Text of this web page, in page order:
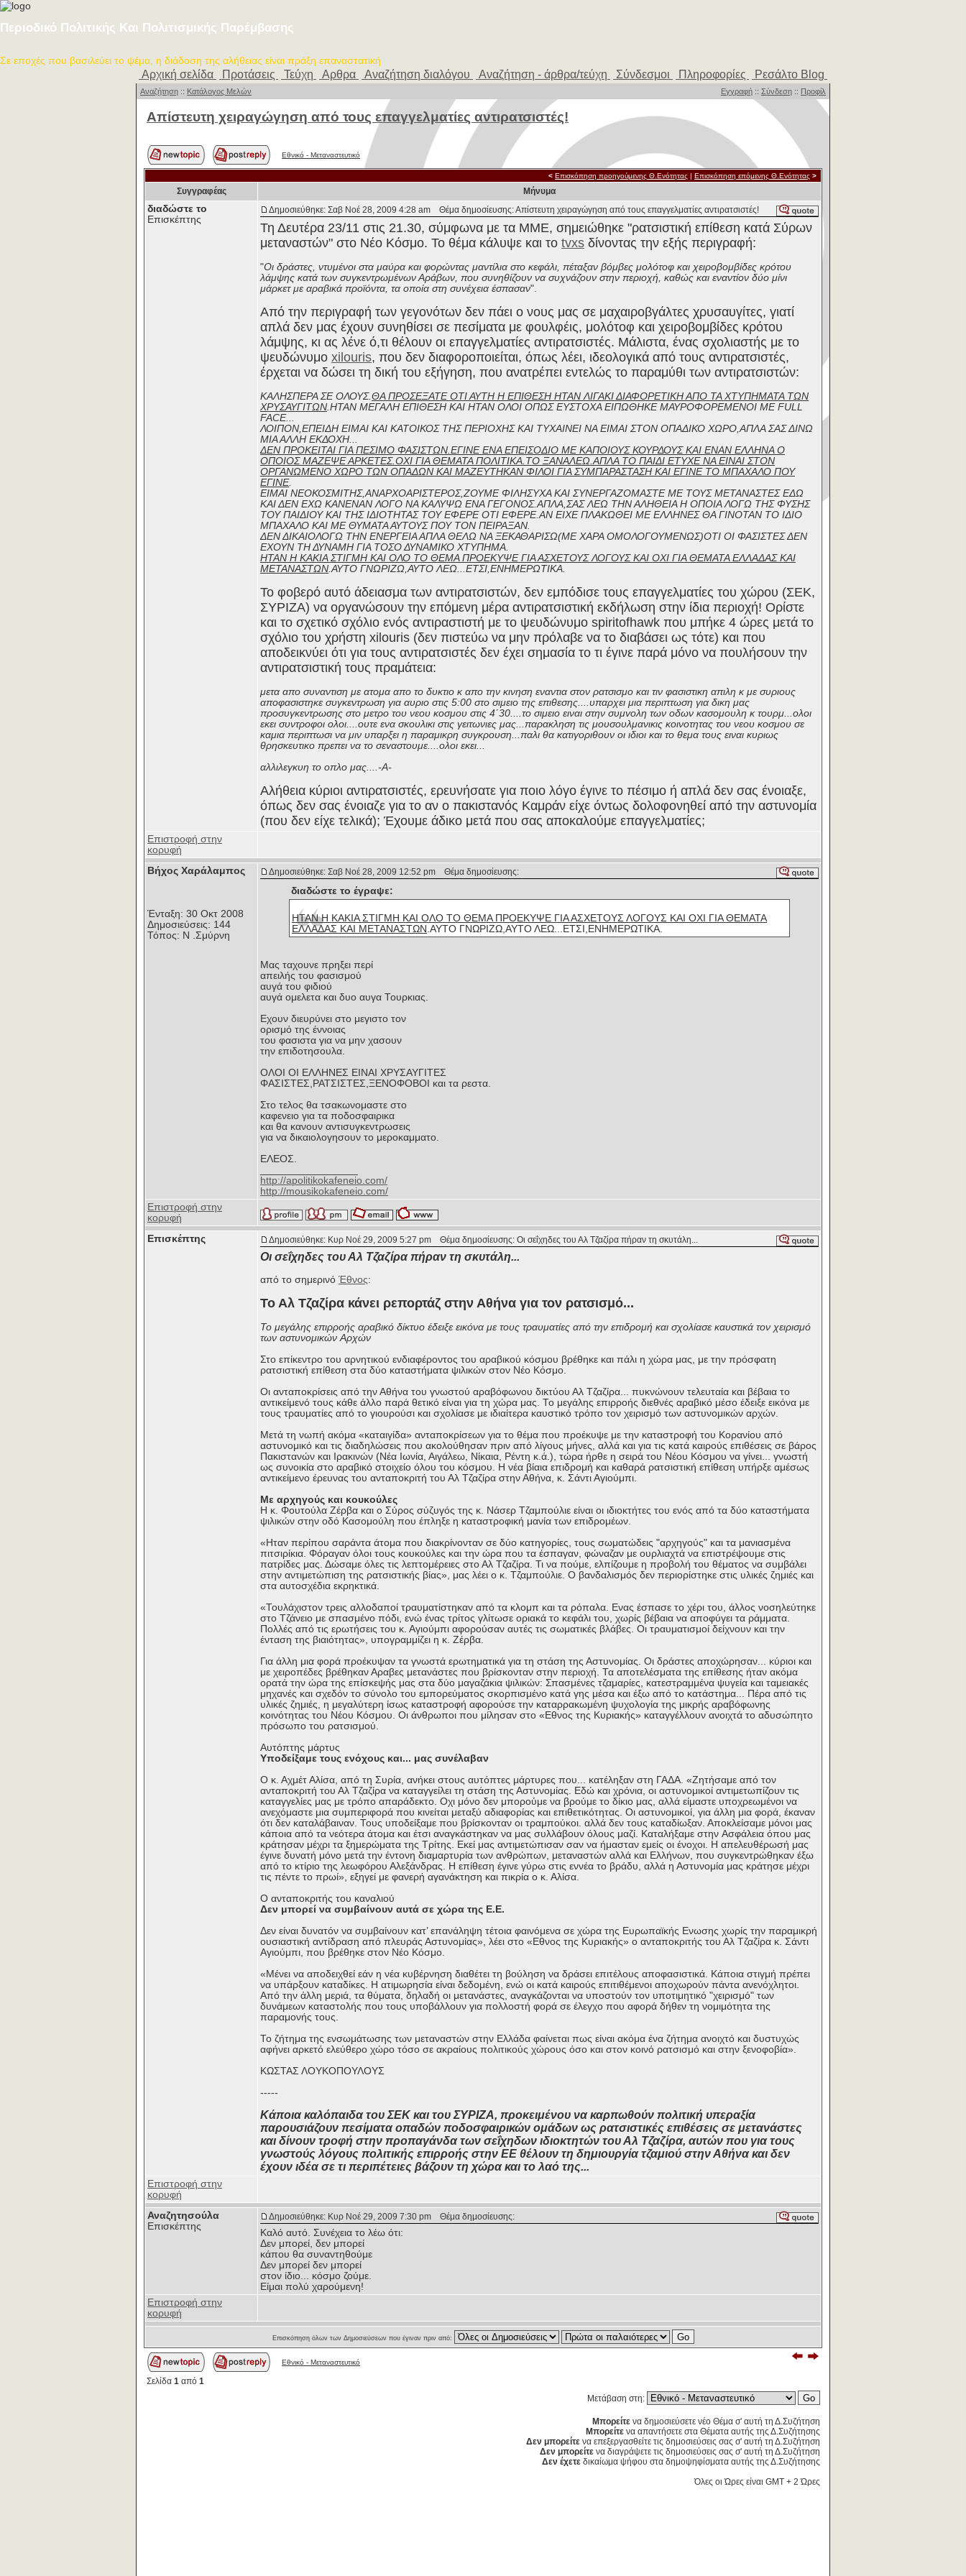
Περιοδικό Πολιτικής Και Πολιτισμικής Παρέμβασης
Σε εποχές που βασιλεύει το ψέμα, η διάδοση της αλήθειας είναι πράξη επαναστατική
Αρχική σελίδα Προτάσεις Τεύχη Αρθρα Αναζήτηση διαλόγου Αναζήτηση - άρθρα/τεύχη Σύνδεσμοι Πληροφορίες Ρεσάλτο Blog
Αναζήτηση :: Κατάλογος Μελών Εγγραφή :: Σύνδεση :: Προφίλ
Απίστευτη χειραγώγηση από τους επαγγελματίες αντιρατσιστές!
Εθνικό - Μεταναστευτικό
< Επισκόπηση προηγούμενης Θ.Ενότητας | Επισκόπηση επόμενης Θ.Ενότητας >
Συγγραφέας Μήνυμα
διαδώστε το
Επισκέπτης
Δημοσιεύθηκε: Σαβ Νοέ 28, 2009 4:28 am Θέμα δημοσίευσης: Απίστευτη χειραγώγηση από τους επαγγελματίες αντιρατσιστές!
Τη Δευτέρα 23/11 στις 21.30, σύμφωνα με τα ΜΜΕ, σημειώθηκε "ρατσιστική επίθεση κατά Σύρων
μεταναστών" στο Νέο Κόσμο. Το θέμα κάλυψε και το tvxs δίνοντας την εξής περιγραφή:
"Οι δράστες, ντυμένοι στα μαύρα και φορώντας μαντίλια στο κεφάλι, πέταξαν βόμβες μολότοφ και χειροβομβίδες κρότου
λάμψης κατά των συγκεντρωμένων Αράβων, που συνηθίζουν να συχνάζουν στην περιοχή, καθώς και εναντίον δύο μίνι
μάρκετ με αραβικά προϊόντα, τα οποία στη συνέχεια έσπασαν".
Από την περιγραφή των γεγονότων δεν πάει ο νους μας σε μαχαιροβγάλτες χρυσαυγίτες, γιατί
απλά δεν μας έχουν συνηθίσει σε πεσίματα με φουλφέις, μολότοφ και χειροβομβίδες κρότου
λάμψης, κι ας λένε ό,τι θέλουν οι επαγγελματίες αντιρατσιστές. Μάλιστα, ένας σχολιαστής με το
ψευδώνυμο xilouris, που δεν διαφοροποιείται, όπως λέει, ιδεολογικά από τους αντιρατσιστές,
έρχεται να δώσει τη δική του εξήγηση, που ανατρέπει εντελώς το παραμύθι των αντιρατσιστών:
ΚΑΛΗΣΠΕΡΑ ΣΕ ΟΛΟΥΣ.ΘΑ ΠΡΟΣΕΞΑΤΕ ΟΤΙ ΑΥΤΗ Η ΕΠΙΘΕΣΗ ΗΤΑΝ ΛΙΓΑΚΙ ΔΙΑΦΟΡΕΤΙΚΗ ΑΠΟ ΤΑ ΧΤΥΠΗΜΑΤΑ ΤΩΝ
ΧΡΥΣΑΥΓΙΤΩΝ.ΗΤΑΝ ΜΕΓΑΛΗ ΕΠΙΘΕΣΗ ΚΑΙ ΗΤΑΝ ΟΛΟΙ ΟΠΩΣ ΕΥΣΤΟΧΑ ΕΙΠΩΘΗΚΕ ΜΑΥΡΟΦΟΡΕΜΕΝΟΙ ΜΕ FULL
FACE...
ΛΟΙΠΟΝ,ΕΠΕΙΔΗ ΕΙΜΑΙ ΚΑΙ ΚΑΤΟΙΚΟΣ ΤΗΣ ΠΕΡΙΟΧΗΣ ΚΑΙ ΤΥΧΑΙΝΕΙ ΝΑ ΕΙΜΑΙ ΣΤΟΝ ΟΠΑΔΙΚΟ ΧΩΡΟ,ΑΠΛΑ ΣΑΣ ΔΙΝΩ
ΜΙΑ ΑΛΛΗ ΕΚΔΟΧΗ...
ΔΕΝ ΠΡΟΚΕΙΤΑΙ ΓΙΑ ΠΕΣΙΜΟ ΦΑΣΙΣΤΩΝ.ΕΓΙΝΕ ΕΝΑ ΕΠΕΙΣΟΔΙΟ ΜΕ ΚΑΠΟΙΟΥΣ ΚΟΥΡΔΟΥΣ ΚΑΙ ΕΝΑΝ ΕΛΛΗΝΑ Ο
ΟΠΟΙΟΣ ΜΑΖΕΨΕ ΑΡΚΕΤΕΣ.ΟΧΙ ΓΙΑ ΘΕΜΑΤΑ ΠΟΛΙΤΙΚΑ.ΤΟ ΞΑΝΑΛΕΩ.ΑΠΛΑ ΤΟ ΠΑΙΔΙ ΕΤΥΧΕ ΝΑ ΕΙΝΑΙ ΣΤΟΝ
ΟΡΓΑΝΩΜΕΝΟ ΧΩΡΟ ΤΩΝ ΟΠΑΔΩΝ ΚΑΙ ΜΑΖΕΥΤΗΚΑΝ ΦΙΛΟΙ ΓΙΑ ΣΥΜΠΑΡΑΣΤΑΣΗ ΚΑΙ ΕΓΙΝΕ ΤΟ ΜΠΑΧΑΛΟ ΠΟΥ
ΕΓΙΝΕ.
ΕΙΜΑΙ ΝΕΟΚΟΣΜΙΤΗΣ,ΑΝΑΡΧΟΑΡΙΣΤΕΡΟΣ,ΖΟΥΜΕ ΦΙΛΗΣΥΧΑ ΚΑΙ ΣΥΝΕΡΓΑΖΟΜΑΣΤΕ ΜΕ ΤΟΥΣ ΜΕΤΑΝΑΣΤΕΣ ΕΔΩ
ΚΑΙ ΔΕΝ ΕΧΩ ΚΑΝΕΝΑΝ ΛΟΓΟ ΝΑ ΚΑΛΥΨΩ ΕΝΑ ΓΕΓΟΝΟΣ.ΑΠΛΑ,ΣΑΣ ΛΕΩ ΤΗΝ ΑΛΗΘΕΙΑ Η ΟΠΟΙΑ ΛΟΓΩ ΤΗΣ ΦΥΣΗΣ
ΤΟΥ ΠΑΙΔΙΟΥ ΚΑΙ ΤΗΣ ΙΔΙΟΤΗΤΑΣ ΤΟΥ ΕΦΕΡΕ ΟΤΙ ΕΦΕΡΕ.ΑΝ ΕΙΧΕ ΠΛΑΚΩΘΕΙ ΜΕ ΕΛΛΗΝΕΣ ΘΑ ΓΙΝΟΤΑΝ ΤΟ ΙΔΙΟ
ΜΠΑΧΑΛΟ ΚΑΙ ΜΕ ΘΥΜΑΤΑ ΑΥΤΟΥΣ ΠΟΥ ΤΟΝ ΠΕΙΡΑΞΑΝ.
ΔΕΝ ΔΙΚΑΙΟΛΟΓΩ ΤΗΝ ΕΝΕΡΓΕΙΑ ΑΠΛΑ ΘΕΛΩ ΝΑ ΞΕΚΑΘΑΡΙΣΩ(ΜΕ ΧΑΡΑ ΟΜΟΛΟΓΟΥΜΕΝΩΣ)ΟΤΙ ΟΙ ΦΑΣΙΣΤΕΣ ΔΕΝ
ΕΧΟΥΝ ΤΗ ΔΥΝΑΜΗ ΓΙΑ ΤΟΣΟ ΔΥΝΑΜΙΚΟ ΧΤΥΠΗΜΑ.
ΗΤΑΝ Η ΚΑΚΙΑ ΣΤΙΓΜΗ ΚΑΙ ΟΛΟ ΤΟ ΘΕΜΑ ΠΡΟΕΚΥΨΕ ΓΙΑ ΑΣΧΕΤΟΥΣ ΛΟΓΟΥΣ ΚΑΙ ΟΧΙ ΓΙΑ ΘΕΜΑΤΑ ΕΛΛΑΔΑΣ ΚΑΙ
ΜΕΤΑΝΑΣΤΩΝ.ΑΥΤΟ ΓΝΩΡΙΖΩ,ΑΥΤΟ ΛΕΩ...ΕΤΣΙ,ΕΝΗΜΕΡΩΤΙΚΑ.
Το φοβερό αυτό άδειασμα των αντιρατσιστών, δεν εμπόδισε τους επαγγελματίες του χώρου (ΣΕΚ,
ΣΥΡΙΖΑ) να οργανώσουν την επόμενη μέρα αντιρατσιστική εκδήλωση στην ίδια περιοχή! Ορίστε
και το σχετικό σχόλιο ενός αντιραστιστή με το ψευδώνυμο spiritofhawk που μπήκε 4 ώρες μετά το
σχόλιο του χρήστη xilouris (δεν πιστεύω να μην πρόλαβε να το διαβάσει ως τότε) και που
αποδεικνύει ότι για τους αντιρατσιστές δεν έχει σημασία το τι έγινε παρά μόνο να πουλήσουν την
αντιρατσιστική τους πραμάτεια:
μετα απο συναντιση με ατομα απο το δυκτιο κ απο την κινηση εναντια στον ρατσισμο και τιν φασιστικη απιλη κ με συριους
αποφασιστηκε συγκεντρωση για αυριο στις 5:00 στο σιμειο της επιθεσης....υπαρχει μια περιπτωση για δικη μας
προσυγκεντρωσης στο μετρο του νεου κοσμου στις 4΄30....το σιμειο ειναι στην συμvολη των οδων κασομουλη κ τουρμ...ολοι
εκει συντροφοι ολοι....ουτε ενα σκουλικι στις γειτωνιες μας...παρακληση τις μουσουλμανικις κοινοτητας του νεου κοσμου σε
καμια περιπτωσι να μιν υπαρξει η παραμικρη συγκρουση...παλι θα κατιγοριθουν οι ιδιοι και το θεμα τους ειναι κυριως
θρησκευτικο πρεπει να το σεvαστουμε....ολοι εκει...
αλλιλεγκυη το οπλο μας....-Α-
Αλήθεια κύριοι αντιρατσιστές, ερευνήσατε για ποιο λόγο έγινε το πέσιμο ή απλά δεν σας ένοιαξε,
όπως δεν σας ένοιαζε για το αν ο πακιστανός Καμράν είχε όντως δολοφονηθεί από την αστυνομία
(που δεν είχε τελικά); Έχουμε άδικο μετά που σας αποκαλούμε επαγγελματίες;
Επιστροφή στην
κορυφή
Βήχος Χαράλαμπος
Ένταξη: 30 Οκτ 2008
Δημοσιεύσεις: 144
Τόπος: Ν .Σμύρνη
Δημοσιεύθηκε: Σαβ Νοέ 28, 2009 12:52 pm Θέμα δημοσίευσης:
διαδώστε το έγραψε:
ΗΤΑΝ Η ΚΑΚΙΑ ΣΤΙΓΜΗ ΚΑΙ ΟΛΟ ΤΟ ΘΕΜΑ ΠΡΟΕΚΥΨΕ ΓΙΑ ΑΣΧΕΤΟΥΣ ΛΟΓΟΥΣ ΚΑΙ ΟΧΙ ΓΙΑ ΘΕΜΑΤΑ
ΕΛΛΑΔΑΣ ΚΑΙ ΜΕΤΑΝΑΣΤΩΝ .ΑΥΤΟ ΓΝΩΡΙΖΩ,ΑΥΤΟ ΛΕΩ...ΕΤΣΙ,ΕΝΗΜΕΡΩΤΙΚΑ.
Μας ταχουνε πρηξει περί
απειλής του φασισμού
αυγά του φιδιού
αυγά ομελετα και δυο αυγα Τουρκιας.
Εχουν διευρύνει στο μεγιστο τον
ορισμό της έννοιας
του φασιστα για να μην χασουν
την επιδοτησουλα.
ΟΛΟΙ ΟΙ ΕΛΛΗΝΕΣ ΕΙΝΑΙ ΧΡΥΣΑΥΓΙΤΕΣ
ΦΑΣΙΣΤΕΣ,ΡΑΤΣΙΣΤΕΣ,ΞΕΝΟΦΟΒΟΙ και τα ρεστα.
Στο τελος θα τσακωνομαστε στο
καφενειο για τα ποδοσφαιρικα
και θα κανουν αντισυγκεντρωσεις
για να δικαιολογησουν το μεροκαμματο.
ΕΛΕΟΣ.
http://apolitikokafeneio.com/
http://mousikokafeneio.com/
Επιστροφή στην
κορυφή
Επισκέπτης
Δημοσιεύθηκε: Κυρ Νοέ 29, 2009 5:27 pm Θέμα δημοσίευσης: Οι σεΐχηδες του Αλ Τζαζίρα πήραν τη σκυτάλη...
Οι σεΐχηδες του Αλ Τζαζίρα πήραν τη σκυτάλη...
από το σημερινό Έθνος:
Το Αλ Τζαζίρα κάνει ρεπορτάζ στην Αθήνα για τον ρατσισμό...
Το μεγάλης επιρροής αραβικό δίκτυο έδειξε εικόνα με τους τραυματίες από την επιδρομή και σχολίασε καυστικά τον χειρισμό
των αστυνομικών Aρχών
Στο επίκεντρο του αρνητικού ενδιαφέροντος του αραβικού κόσμου βρέθηκε και πάλι η χώρα μας, με την πρόσφατη
ρατσιστική επίθεση στα δύο καταστήματα ψιλικών στον Νέο Κόσμο.
Οι ανταποκρίσεις από την Αθήνα του γνωστού αραβόφωνου δικτύου Αλ Τζαζίρα... πυκνώνουν τελευταία και βέβαια το
αντικείμενό τους κάθε άλλο παρά θετικό είναι για τη χώρα μας. Το μεγάλης επιρροής διεθνές αραβικό μέσο έδειξε εικόνα με
τους τραυματίες από το γιουρούσι και σχολίασε με ιδιαίτερα καυστικό τρόπο τον χειρισμό των αστυνομικών αρχών.
Μετά τη νωπή ακόμα «καταιγίδα» ανταποκρίσεων για το θέμα που προέκυψε με την καταστροφή του Κορανίου από
αστυνομικό και τις διαδηλώσεις που ακολούθησαν πριν από λίγους μήνες, αλλά και για τις κατά καιρούς επιθέσεις σε βάρος
Πακιστανών και Ιρακινών (Νέα Ιωνία, Αιγάλεω, Νίκαια, Ρέντη κ.ά.), τώρα ήρθε η σειρά του Νέου Κόσμου να γίνει... γνωστή
ως συνοικία στο αραβικό στοιχείο όλου του κόσμου. Η νέα βίαια επιδρομή και καθαρά ρατσιστική επίθεση υπήρξε αμέσως
αντικείμενο έρευνας του ανταποκριτή του Αλ Τζαζίρα στην Αθήνα, κ. Σάντι Αγιούμπι.
Με αρχηγούς και κουκούλες
Η κ. Φουτούλα Ζέρβα και ο Σύρος σύζυγός της κ. Νάσερ Τζαμπούλιε είναι οι ιδιοκτήτες του ενός από τα δύο καταστήματα
ψιλικών στην οδό Κασομούλη που έπληξε η καταστροφική μανία των επιδρομέων.
«Ηταν περίπου σαράντα άτομα που διακρίνονταν σε δύο κατηγορίες, τους σωματώδεις "αρχηγούς" και τα μανιασμένα
πιτσιρίκια. Φόραγαν όλοι τους κουκούλες και την ώρα που τα έσπαγαν, φώναζαν με ουρλιαχτά να επιστρέψουμε στις
πατρίδες μας. Δώσαμε όλες τις λεπτομέρειες στο Αλ Τζαζίρα. Τι να πούμε, ελπίζουμε η προβολή του θέματος να συμβάλει
στην αντιμετώπιση της ρατσιστικής βίας», μας λέει ο κ. Τζαμπούλιε. Ο βανδαλισμός δεν περιορίστηκε στις υλικές ζημιές και
στα αυτοσχέδια εκρηκτικά.
«Τουλάχιστον τρεις αλλοδαποί τραυματίστηκαν από τα κλομπ και τα ρόπαλα. Ενας έσπασε το χέρι του, άλλος νοσηλεύτηκε
στο Τζάνειο με σπασμένο πόδι, ενώ ένας τρίτος γλίτωσε οριακά το κεφάλι του, χωρίς βέβαια να αποφύγει τα ράμματα.
Πολλές από τις ερωτήσεις του κ. Αγιούμπι αφορούσαν αυτές τις σωματικές βλάβες. Οι τραυματισμοί δείχνουν και την
ένταση της βιαιότητας», υπογραμμίζει η κ. Ζέρβα.
Για άλλη μια φορά προέκυψαν τα γνωστά ερωτηματικά για τη στάση της Αστυνομίας. Οι δράστες αποχώρησαν... κύριοι και
με χειροπέδες βρέθηκαν Αραβες μετανάστες που βρίσκονταν στην περιοχή. Τα αποτελέσματα της επίθεσης ήταν ακόμα
ορατά την ώρα της επίσκεψής μας στα δύο μαγαζάκια ψιλικών: Σπασμένες τζαμαρίες, κατεστραμμένα ψυγεία και ταμειακές
μηχανές και σχεδόν το σύνολο του εμπορεύματος σκορπισμένο κατά γης μέσα και έξω από το κατάστημα... Πέρα από τις
υλικές ζημιές, η μεγαλύτερη ίσως καταστροφή αφορούσε την καταρρακωμένη ψυχολογία της μικρής αραβόφωνης
κοινότητας του Νέου Κόσμου. Οι άνθρωποι που μίλησαν στο «Εθνος της Κυριακής» καταγγέλλουν ανοιχτά το αδυσώπητο
πρόσωπο του ρατσισμού.
Αυτόπτης μάρτυς
Υποδείξαμε τους ενόχους και... μας συνέλαβαν
Ο κ. Αχμέτ Αλίσα, από τη Συρία, ανήκει στους αυτόπτες μάρτυρες που... κατέληξαν στη ΓΑΔΑ. «Ζητήσαμε από τον
ανταποκριτή του Αλ Τζαζίρα να καταγγείλει τη στάση της Αστυνομίας. Εδώ και χρόνια, οι αστυνομικοί αντιμετωπίζουν τις
καταγγελίες μας με τρόπο απαράδεκτο. Οχι μόνο δεν μπορούμε να βρούμε το δίκιο μας, αλλά είμαστε υποχρεωμένοι να
ανεχόμαστε μια συμπεριφορά που κινείται μεταξύ αδιαφορίας και επιθετικότητας. Οι αστυνομικοί, για άλλη μια φορά, έκαναν
ότι δεν καταλάβαιναν. Τους υποδείξαμε που βρίσκονταν οι τραμπούκοι. αλλά δεν τους καταδίωξαν. Αποκλείσαμε μόνοι μας
κάποια από τα νεότερα άτομα και έτσι αναγκάστηκαν να μας συλλάβουν όλους μαζί. Καταλήξαμε στην Aσφάλεια όπου μας
κράτησαν μέχρι τα ξημερώματα της Τρίτης. Εκεί μας αντιμετώπισαν σαν να ήμασταν εμείς οι ένοχοι. Η απελευθέρωσή μας
έγινε δυνατή μόνο μετά την έντονη διαμαρτυρία των ανθρώπων, μεταναστών αλλά και Ελλήνων, που συγκεντρώθηκαν έξω
από το κτίριο της λεωφόρου Αλεξάνδρας. Η επίθεση έγινε γύρω στις εννέα το βράδυ, αλλά η Αστυνομία μας κράτησε μέχρι
τις πέντε το πρωί», εξηγεί με φανερή αγανάκτηση και πικρία ο κ. Αλίσα.
Ο ανταποκριτής του καναλιού
Δεν μπορεί να συμβαίνουν αυτά σε χώρα της Ε.Ε.
Δεν είναι δυνατόν να συμβαίνουν κατ’ επανάληψη τέτοια φαινόμενα σε χώρα της Ευρωπαϊκής Ενωσης χωρίς την παραμικρή
ουσιαστική αντίδραση από πλευράς Αστυνομίας», λέει στο «Εθνος της Κυριακής» ο ανταποκριτής του Αλ Τζαζίρα κ. Σάντι
Αγιούμπι, που βρέθηκε στον Νέο Κόσμο.
«Μένει να αποδειχθεί εάν η νέα κυβέρνηση διαθέτει τη βούληση να δράσει επιτέλους αποφασιστικά. Κάποια στιγμή πρέπει
να υπάρξουν καταδίκες. Η ατιμωρησία είναι δεδομένη, ενώ οι κατά καιρούς επιτιθέμενοι αποχωρούν πάντα ανενόχλητοι.
Από την άλλη μεριά, τα θύματα, δηλαδή οι μετανάστες, αναγκάζονται να υποστούν τον υποτιμητικό "χειρισμό" των
δυνάμεων καταστολής που τους υποβάλλουν για πολλοστή φορά σε έλεγχο που αφορά δήθεν τη νομιμότητα της
παραμονής τους.
Το ζήτημα της ενσωμάτωσης των μεταναστών στην Ελλάδα φαίνεται πως είναι ακόμα ένα ζήτημα ανοιχτό και δυστυχώς
αφήνει αρκετό ελεύθερο χώρο τόσο σε ακραίους πολιτικούς χώρους όσο και στον κοινό ρατσισμό και στην ξενοφοβία».
ΚΩΣΤΑΣ ΛΟΥΚΟΠΟΥΛΟΥΣ
-----
Κάποια καλόπαιδα του ΣΕΚ και του ΣΥΡΙΖΑ, προκειμένου να καρπωθούν πολιτική υπεραξία
παρουσιάζουν πεσίματα οπαδών ποδοσφαιρικών ομάδων ως ρατσιστικές επιθέσεις σε μετανάστες
και δίνουν τροφή στην προπαγάνδα των σεΐχηδων ιδιοκτητών του Αλ Τζαζίρα, αυτών που για τους
γνωστούς λόγους πολιτικής επιρροής στην ΕΕ θέλουν τη δημιουργία τζαμιού στην Αθήνα και δεν
έχουν ιδέα σε τι περιπέτειες βάζουν τη χώρα και το λαό της...
Επιστροφή στην
κορυφή
Αναζητησούλα
Επισκέπτης
Δημοσιεύθηκε: Κυρ Νοέ 29, 2009 7:30 pm Θέμα δημοσίευσης:
Καλό αυτό. Συνέχεια το λέω ότι:
Δεν μπορεί, δεν μπορεί
κάπου θα συναντηθούμε
Δεν μπορεί δεν μπορεί
στον ίδιο... κόσμο ζούμε.
Είμαι πολύ χαρούμενη!
Επιστροφή στην
κορυφή
Επισκόπηση όλων των Δημοσιεύσεων που έγιναν πριν από:
Εθνικό - Μεταναστευτικό
Σελίδα 1 από 1
Μετάβαση στη:
Μπορείτε να δημοσιεύσετε νέο Θέμα σ' αυτή τη Δ.Συζήτηση
Μπορείτε να απαντήσετε στα Θέματα αυτής της Δ.Συζήτησης
Δεν μπορείτε να επεξεργασθείτε τις δημοσιεύσεις σας σ' αυτή τη Δ.Συζήτηση
Δεν μπορείτε να διαγράψετε τις δημοσιεύσεις σας σ' αυτή τη Δ.Συζήτηση
Δεν έχετε δικαίωμα ψήφου στα δημοψηφίσματα αυτής της Δ.Συζήτησης
Όλες οι Ώρες είναι GMT + 2 Ώρες